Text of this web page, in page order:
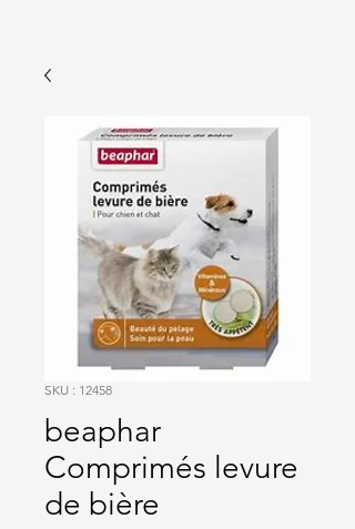
SKU : 12458
beaphar
Comprimés levure
de bière